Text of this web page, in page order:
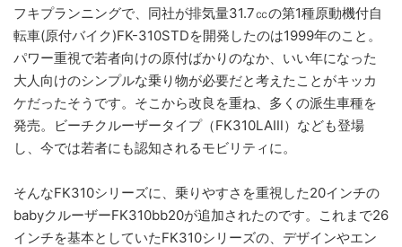
フキプランニングで、同社が排気量31.7㏄の第1種原動機付自
転車(原付バイク)FK-310STDを開発したのは1999年のこと。
パワー重視で若者向けの原付ばかりのなか、いい年になった
大人向けのシンプルな乗り物が必要だと考えたことがキッカ
ケだったそうです。そこから改良を重ね、多くの派生車種を
発売。ビーチクルーザータイプ（FK310LAⅢ）なども登場
し、今では若者にも認知されるモビリティに。
そんなFK310シリーズに、乗りやすさを重視した20インチの
babyクルーザーFK310bb20が追加されたのです。これまで26
インチを基本としていたFK310シリーズの、デザインやエン